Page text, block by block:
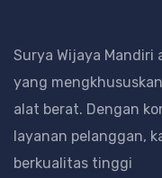
Surya Wijaya Mandiri
yang
alat berat. Dengan
layanan pelanggan,
berkualitas tinggi